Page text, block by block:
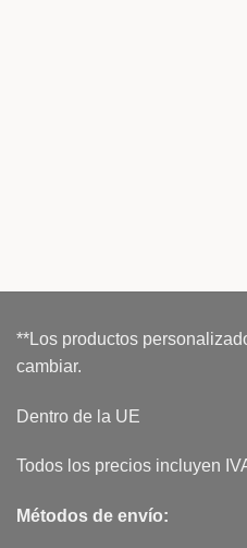
**Los productos
cambiar.
Dentro de la UE
Todos los precios incluyen
Métodos de envío: